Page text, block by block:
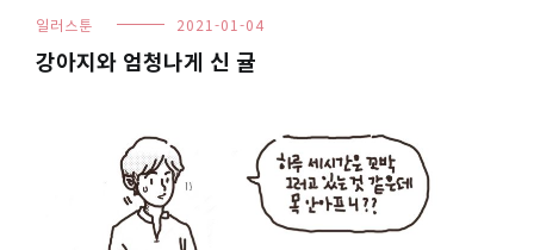
일러스툰 2021-01-04
강아지와 엄청나게 신 귤